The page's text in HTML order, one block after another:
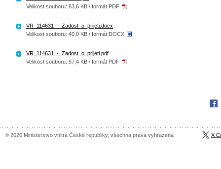
Velikost souboru: 83,6 KB / formát PDF
VR_114631_-_Zadost_o_prijeti.docx
Velikost souboru: 40,0 KB / formát DOCX
VR_114631_-_Zadost_o_prijeti.pdf
Velikost souboru: 97,4 KB / formát PDF
© 2026 Ministerstvo vnitra České republiky, všechna práva vyhrazena X